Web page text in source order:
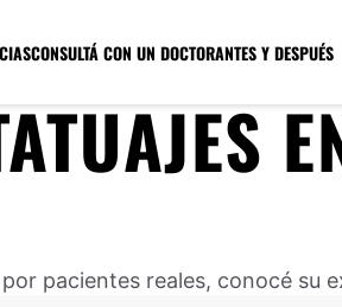
CONSULTÁ CON UN DOCTORANTES Y DESPUÉS
pacientes reales, conocé su